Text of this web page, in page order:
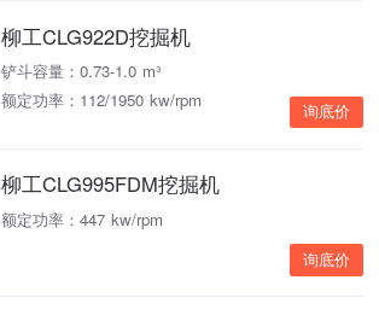
柳工CLG922D挖掘机
铲斗容量：0.73-1.0 m³
额定功率：112/1950 kw/rpm
询底价
柳工CLG995FDM挖掘机
额定功率：447 kw/rpm
询底价